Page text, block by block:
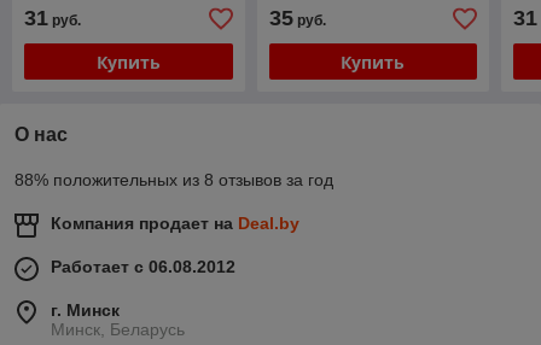
31 руб.
Купить
35руб.
Купить
31
О нас
88% положительных из 8 отзывов за год
Компания продает на Deal.by
Работает с 06.08.2012
г. Минск
Минск, Беларусь